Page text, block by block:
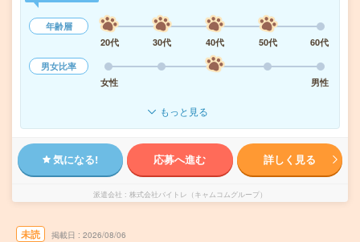
年齢層
20代
30代 40代 50代
60代
男女比率
女性
男性
もっと見る
気になる! 応募へ進む 詳しく見る
派遣会社 株式会社バイトレ（キャムコムグループ）
未読 掲載日 2026/08/06